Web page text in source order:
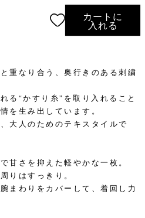
カートに
入れる
重なり合う、奥行きのある刺繍
る“かすり糸”を取り入れること
を生み出しています。
大人のためのテキスタイルで
甘さを抑えた軽やかな一枚。
りはすっきり。
まわりをカバーして、着回し力